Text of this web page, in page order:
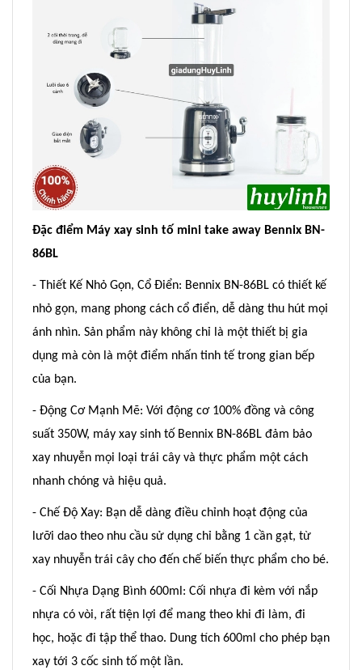
Đặc điểm Máy xay sinh tố mini take away Bennix BN-
86BL
- Thiết Kế Nhỏ Gọn, Cổ Điển: Bennix BN-86BL có thiết kế
nhỏ gọn, mang phong cách cổ điển, dễ dàng thu hút mọi
ánh nhìn. Sản phẩm này không chỉ là một thiết bị gia
dụng mà còn là một điểm nhấn tinh tế trong gian bếp
của bạn.
- Động Cơ Mạnh Mẽ: Với động cơ 100% đồng và công
suất 350W, máy xay sinh tố Bennix BN-86BL đảm bảo
xay nhuyễn mọi loại trái cây và thực phẩm một cách
nhanh chóng và hiệu quả.
- Chế Độ Xay: Bạn dễ dàng điều chỉnh hoạt động của
lưỡi dao theo nhu cầu sử dụng chỉ bằng 1 cần gạt, từ
xay nhuyễn trái cây cho đến chế biến thực phẩm cho bé.
- Cối Nhựa Dạng Bình 600ml: Cối nhựa đi kèm với nắp
nhựa có vòi, rất tiện lợi để mang theo khi đi làm, đi
học, hoặc đi tập thể thao. Dung tích 600ml cho phép bạn
xay tới 3 cốc sinh tố một lần.